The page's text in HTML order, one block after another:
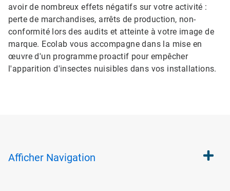
avoir de nombreux effets négatifs sur votre activité :
perte de marchandises, arrêts de production, non-
conformité lors des audits et atteinte à votre image de
marque. Ecolab vous accompagne dans la mise en
œuvre d'un programme proactif pour empêcher
l'apparition d'insectes nuisibles dans vos installations.
Afficher Navigation